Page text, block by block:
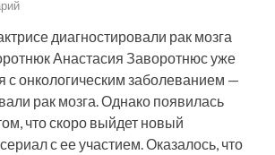
диагностировали рак мозга
Анастасия Заворотнюс уже
с онкологическим заболеванием —
рак мозга. Однако появилась
что скоро выйдет новый
с ее участием. Оказалось, что